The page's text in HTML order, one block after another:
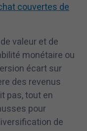
couvertes de
valeur et de
monétaire ou
écart sur
des revenus
pas, tout en
pour
de